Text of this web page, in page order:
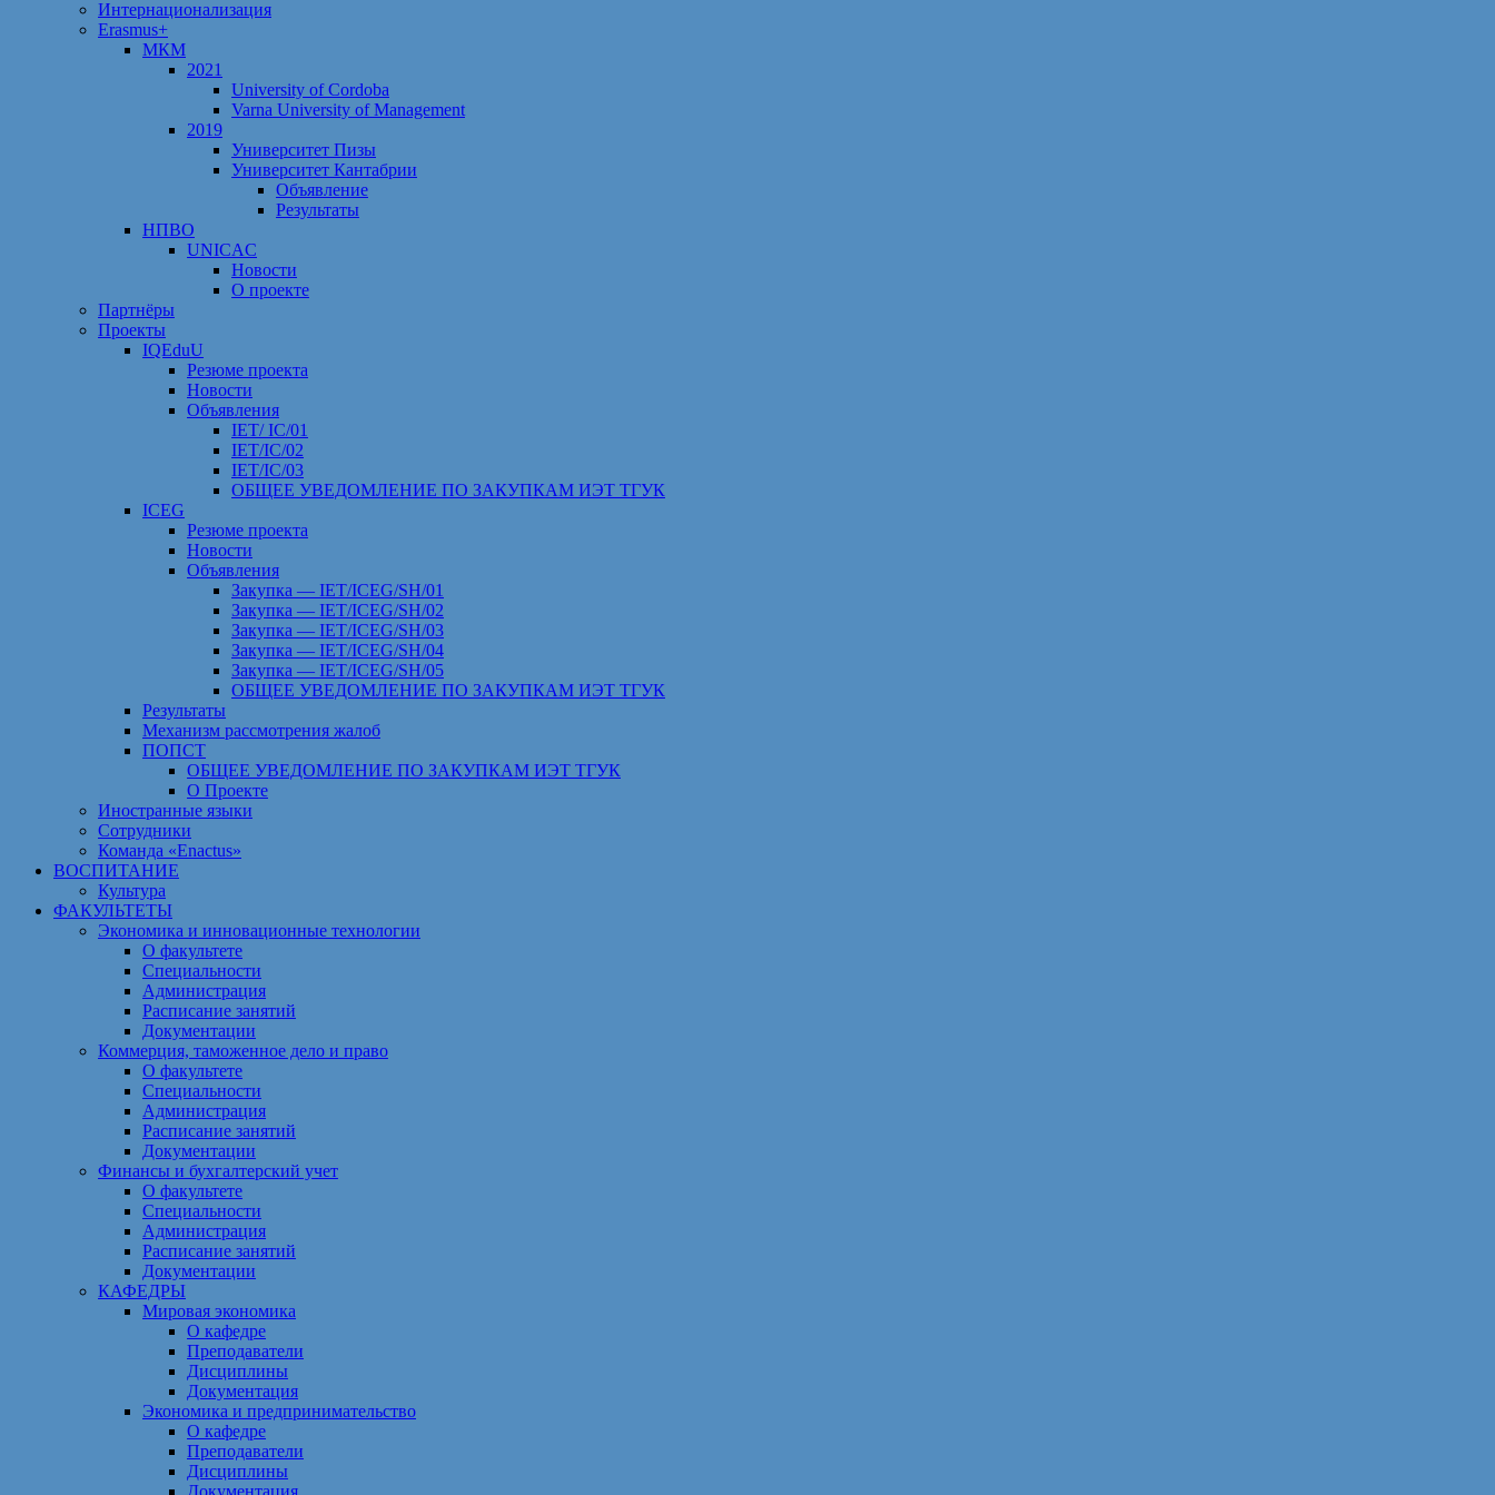
Интернационализация
Erasmus+
МКМ
2021
University of Cordoba
Varna University of Management
2019
Университет Пизы
Университет Кантабрии
Объявление
Результаты
НПВО
UNICAC
Новости
О проекте
Партнёры
Проекты
IQEduU
Резюме проекта
Новости
Объявления
IET/ IC/01
IET/IC/02
IET/IC/03
ОБЩЕЕ УВЕДОМЛЕНИЕ ПО ЗАКУПКАМ ИЭТ ТГУК
ICEG
Резюме проекта
Новости
Объявления
Закупка — IET/ICEG/SH/01
Закупка — IET/ICEG/SH/02
Закупка — IET/ICEG/SH/03
Закупка — IET/ICEG/SH/04
Закупка — IET/ICEG/SH/05
ОБЩЕЕ УВЕДОМЛЕНИЕ ПО ЗАКУПКАМ ИЭТ ТГУК
Результаты
Механизм рассмотрения жалоб
ПОПСТ
ОБЩЕЕ УВЕДОМЛЕНИЕ ПО ЗАКУПКАМ ИЭТ ТГУК
О Проекте
Иностранные языки
Сотрудники
Команда «Enactus»
ВОСПИТАНИЕ
Культура
ФАКУЛЬТЕТЫ
Экономика и инновационные технологии
О факультете
Специальности
Администрация
Расписание занятий
Документации
Коммерция, таможенное дело и право
О факультете
Специальности
Администрация
Расписание занятий
Документации
Финансы и бухгалтерский учет
О факультете
Специальности
Администрация
Расписание занятий
Документации
КАФЕДРЫ
Мировая экономика
О кафедре
Преподаватели
Дисциплины
Документация
Экономика и предпринимательство
О кафедре
Преподаватели
Дисциплины
Документация